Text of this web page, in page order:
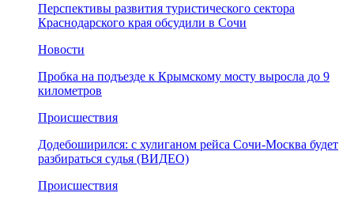
Перспективы развития туристического сектора
Краснодарского края обсудили в Сочи
Новости
Пробка на подъезде к Крымскому мосту выросла до 9
километров
Происшествия
Додебоширился: с хулиганом рейса Сочи-Москва будет
разбираться судья (ВИДЕО)
Происшествия